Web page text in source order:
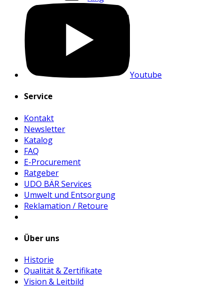
Youtube
Service
Kontakt
Newsletter
Katalog
FAQ
E-Procurement
Ratgeber
UDO BÄR Services
Umwelt und Entsorgung
Reklamation / Retoure
Über uns
Historie
Qualität & Zertifikate
Vision & Leitbild